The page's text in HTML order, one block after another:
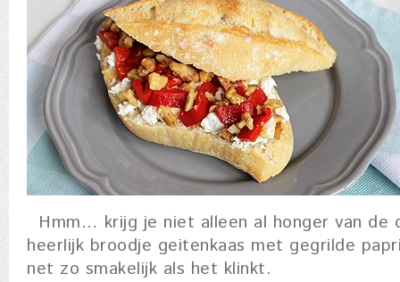
Hmm… krijg je niet alleen al honger van de
heerlijk broodje geitenkaas met gegrilde
net zo smakelijk als het klinkt.